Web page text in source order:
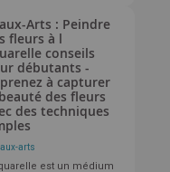
Arts : Peindre
fleurs à l
conseils
débutants -
à capturer
des fleurs
des techniques
arts
est un médium